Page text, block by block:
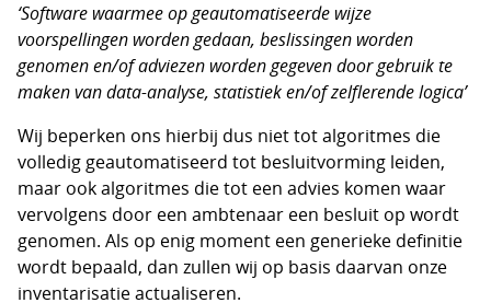
‘Software waarmee op geautomatiseerde wijze
voorspellingen worden gedaan, beslissingen worden
genomen en/of adviezen worden gegeven door gebruik te
maken van data-analyse, statistiek en/of zelflerende logica’
Wij beperken ons hierbij dus niet tot algoritmes die
volledig geautomatiseerd tot besluitvorming leiden,
maar ook algoritmes die tot een advies komen waar
vervolgens door een ambtenaar een besluit op wordt
genomen. Als op enig moment een generieke definitie
wordt bepaald, dan zullen wij op basis daarvan onze
inventarisatie actualiseren.